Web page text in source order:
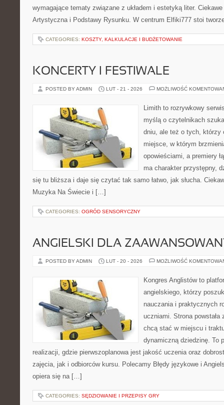
wymagające tematy związane z układem i estetyką liter.
Artystyczna i Podstawy Rysunku. W centrum Elfiki777 stoi
CATEGORIES: KOSZTY, KALKULACJE I BUDŻETOWANIE
KONCERTY I FESTIWALE
POSTED BY ADMIN LUT - 21 - 2026 MOŻLIWOŚĆ
Limith to rozrywkowy
myślą o czytelnikach
dniu, ale też o tych, którzy
miejsce, w którym
opowieściami, a premiery
ma charakter przystępny,
się tu bliższa i daje się czytać tak samo łatwo, jak słucha.
Muzyka Na Świecie i […]
CATEGORIES: OGRÓD SENSORYCZNY
ANGIELSKI DLA
POSTED BY ADMIN LUT - 20 - 2026 MOŻLIWOŚĆ
Kongres Anglistów to
angielskiego, którzy
nauczania i praktycznych
uczniami. Strona
chcą stać w miejscu i
dynamiczną dziedzinę. To
realizacji, gdzie pierwszoplanowa jest jakość uczenia oraz
zajęcia, jak i odbiorców kursu. Polecamy Błędy językowe i
opiera się na […]
CATEGORIES: SĘDZIOWANIE I PRZEPISY GRY